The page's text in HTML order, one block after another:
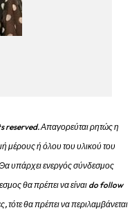
Απαγορεύται ρητώς η
ή όλου του υλικού του
υπάρχει ενεργός σύνδεσμος
θα πρέπει να είναι do follow
τότε θα πρέπει να περιλαμβάνεται